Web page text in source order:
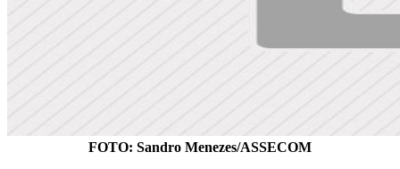
FOTO: Sandro Menezes/ASSECOM